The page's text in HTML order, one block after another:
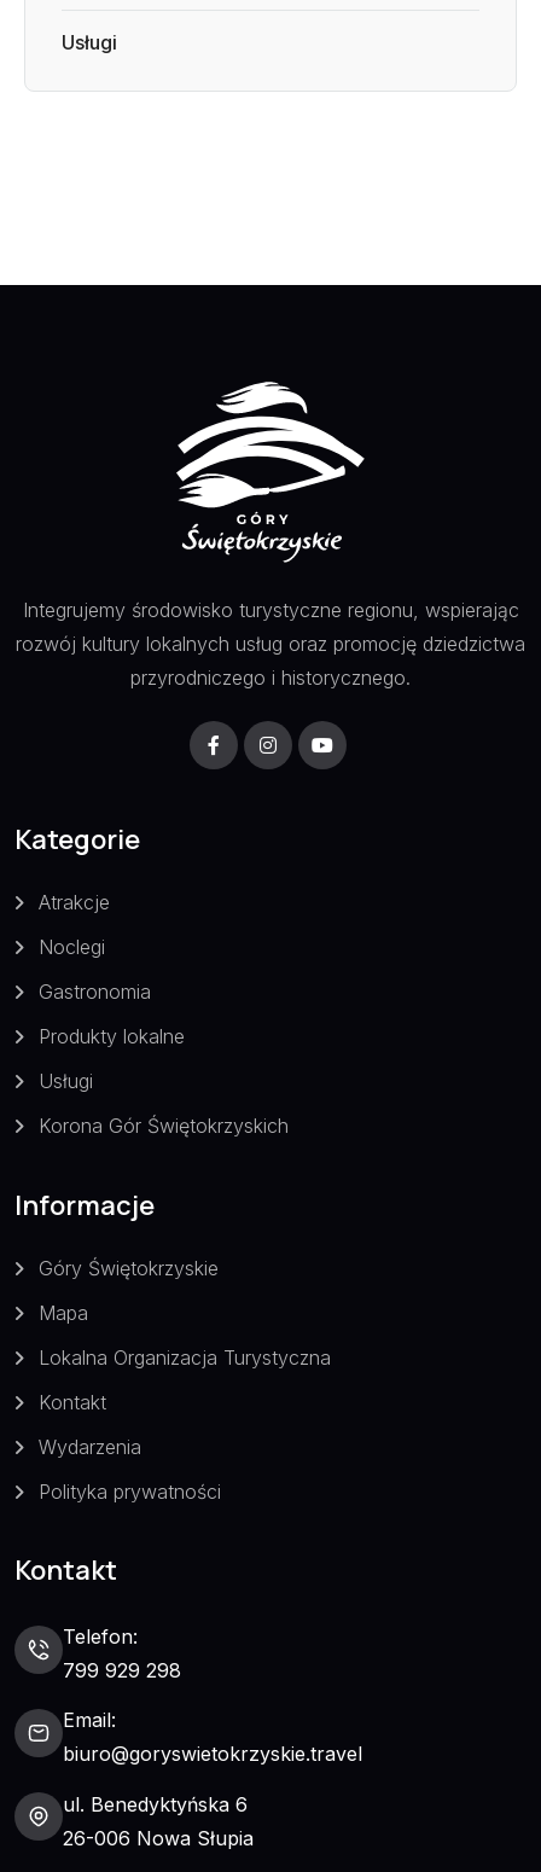
Usługi
Integrujemy środowisko turystyczne regionu, wspierając
rozwój kultury lokalnych usług oraz promocję dziedzictwa
przyrodniczego i historycznego.
Kategorie
Atrakcje
Noclegi
Gastronomia
Produkty lokalne
Usługi
Korona Gór Świętokrzyskich
Informacje
Góry Świętokrzyskie
Mapa
Lokalna Organizacja Turystyczna
Kontakt
Wydarzenia
Polityka prywatności
Kontakt
Telefon:
799 929 298
Email:
biuro@goryswietokrzyskie.travel
ul. Benedyktyńska 6
26-006 Nowa Słupia